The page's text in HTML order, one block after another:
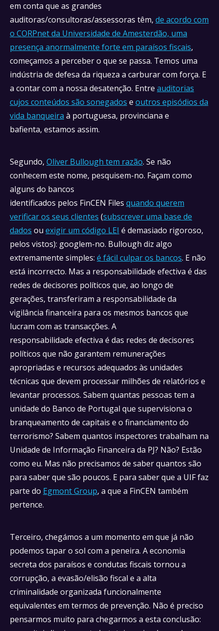
em conta que as grandes
auditoras/consultoras/assessoras têm, de acordo com
o CORPnet da Universidade de Amesterdão, uma
presença anormalmente forte em paraísos fiscais,
começamos a perceber o que se passa. Temos uma
indústria de defesa da riqueza a carburar com força. E
a contar com a nossa desatenção. Entre auditorias
cujos conteúdos são sonegados e outros episódios da
vida banqueira à portuguesa, provinciana e
bafienta, estamos assim.
Segundo, Oliver Bullough tem razão. Se não
conhecem este nome, pesquisem-no. Façam como
alguns do bancos
identificados pelos FinCEN Files quando querem
verificar os seus clientes (subscrever uma base de
dados ou exigir um código LEI é demasiado rigoroso,
pelos vistos): googlem-no. Bullough diz algo
extremamente simples: é fácil culpar os bancos. E não
está incorrecto. Mas a responsabilidade efectiva é das
redes de decisores políticos que, ao longo de
gerações, transferiram a responsabilidade da
vigilância financeira para os mesmos bancos que
lucram com as transacções. A
responsabilidade efectiva é das redes de decisores
políticos que não garantem remunerações
apropriadas e recursos adequados às unidades
técnicas que devem processar milhões de relatórios e
levantar processos. Sabem quantas pessoas tem a
unidade do Banco de Portugal que supervisiona o
branqueamento de capitais e o financiamento do
terrorismo? Sabem quantos inspectores trabalham na
Unidade de Informação Financeira da PJ? Não? Estão
como eu. Mas não precisamos de saber quantos são
para saber que são poucos. E para saber que a UIF faz
parte do Egmont Group, a que a FinCEN também
pertence.
Terceiro, chegámos a um momento em que já não
podemos tapar o sol com a peneira. A economia
secreta dos paraísos e condutas fiscais tornou a
corrupção, a evasão/elisão fiscal e a alta
criminalidade organizada funcionalmente
equivalentes em termos de prevenção. Não é preciso
pensarmos muito para chegarmos a esta conclusão: